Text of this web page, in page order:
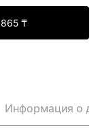
865₸
Информация о